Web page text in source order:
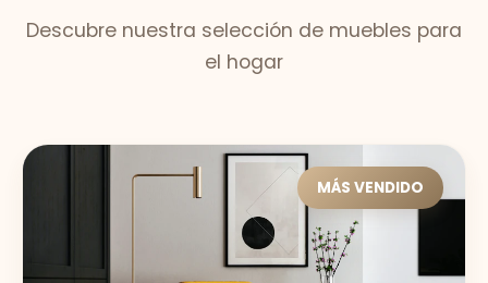
Descubre nuestra selección de muebles para
el hogar
MÁS VENDIDO